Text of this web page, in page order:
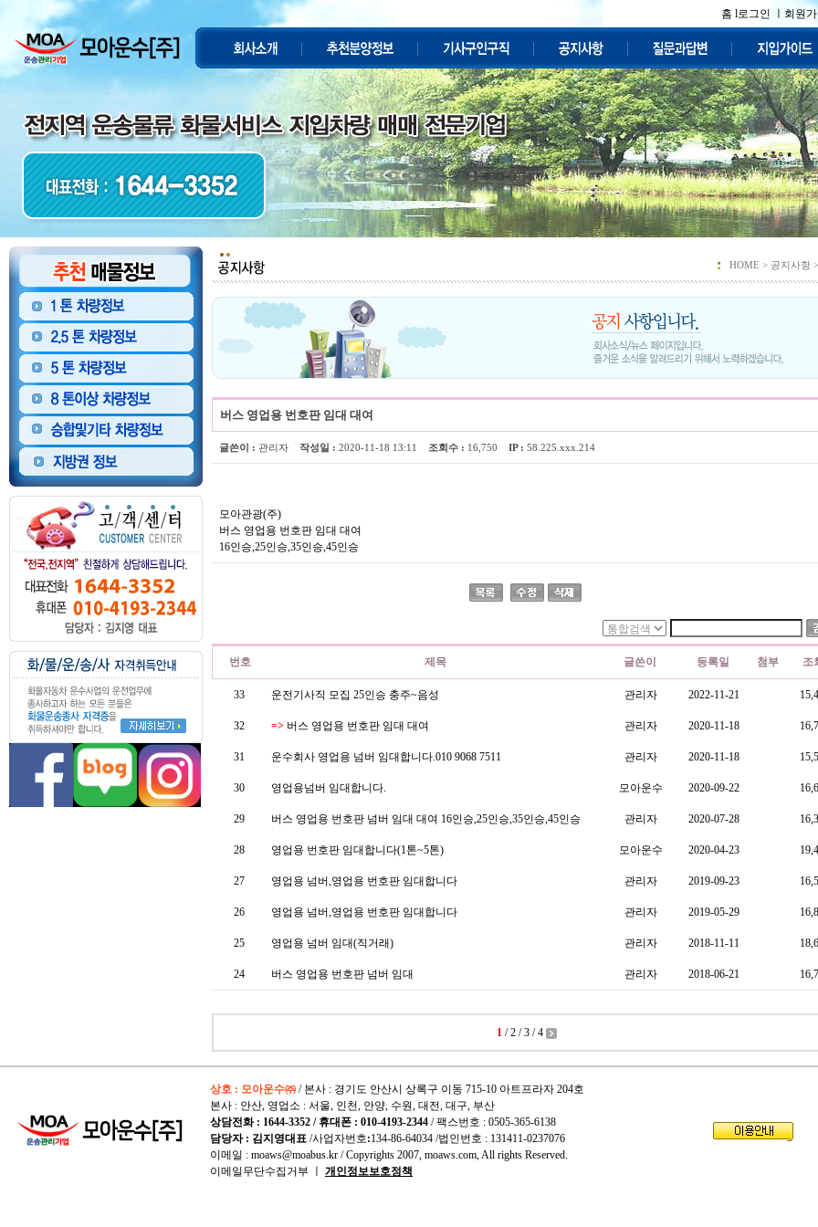
홈 l로그인 ㅣ 회원가
HOME > 공지사항 >
버스 영업용 번호판 임대 대여
글쓴이 : 관리자 작성일 : 2020-11-18 13:11 조회수 : 16,750 IP : 58.225.xxx.214
모아관광(주)
버스 영업용 번호판 임대 대여
16인승,25인승,35인승,45인승
번호 제목 글쓴이 등록일 첨부 조
33 운전기사직 모집 25인승 충주~음성 관리자 2022-11-21
32 => 버스 영업용 번호판 임대 대여 관리자 2020-11-18
31 운수회사 영업용 넘버 임대합니다.010 9068 7511 관리자 2020-11-18
30 영업용넘버 임대합니다. 모아운수 2020-09-22
29 버스 영업용 번호판 넘버 임대 대여 16인승,25인승,35인승,45인승 관리자 2020-07-28
28 영업용 번호판 임대합니다(1톤~5톤) 모아운수 2020-04-23
27 영업용 넘버,영업용 번호판 임대합니다 관리자 2019-09-23
26 영업용 넘버,영업용 번호판 임대합니다 관리자 2019-05-29
25 영업용 넘버 임대(직거래) 관리자 2018-11-11
24 버스 영업용 번호판 넘버 임대 관리자 2018-06-21
1 /2 /3 /4
상호 : 모아운수㈜ / 본사 : 경기도 안산시 상록구 이동 715-10 아트프라자 204호
본사 : 안산, 영업소 : 서울, 인천, 안양, 수원, 대전, 대구, 부산
상담전화 : 1644-3352 / 휴대폰 : 010-4193-2344 / 팩스번호 : 0505-365-6138
담당자 : 김지영대표 /사업자번호:134-86-64034 /법인번호 : 131411-0237076
이메일 : moaws@moabus.kr /Copyrights 2007, moaws.com, All rights Reserved.
이메일무단수집거부 ㅣ 개인정보보호정책